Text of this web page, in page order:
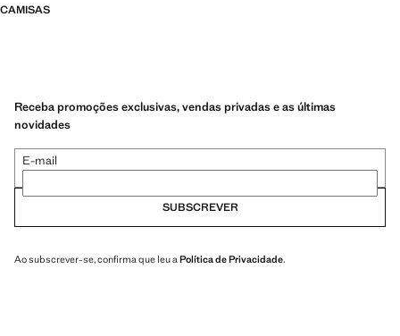
CAMISAS
Receba promoções exclusivas, vendas privadas e as últimas
novidades
E-mail
SUBSCREVER
Ao subscrever-se, confirma que leu a Política de Privacidade.